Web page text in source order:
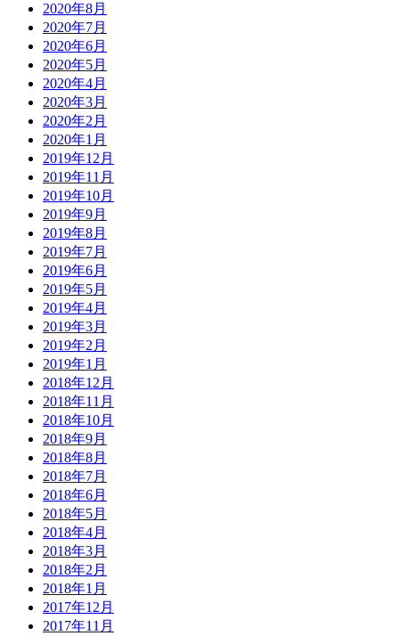
2020年8月
2020年7月
2020年6月
2020年5月
2020年4月
2020年3月
2020年2月
2020年1月
2019年12月
2019年11月
2019年10月
2019年9月
2019年8月
2019年7月
2019年6月
2019年5月
2019年4月
2019年3月
2019年2月
2019年1月
2018年12月
2018年11月
2018年10月
2018年9月
2018年8月
2018年7月
2018年6月
2018年5月
2018年4月
2018年3月
2018年2月
2018年1月
2017年12月
2017年11月